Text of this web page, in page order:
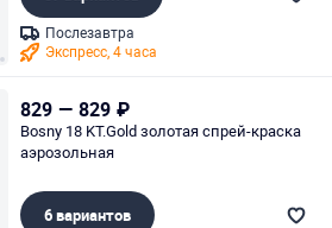
Послезавтра
Экспресс, 4 часа
829 — 829 ₽
Bosny 18 KT.Gold золотая спрей-краска
аэрозольная
6 вариантов